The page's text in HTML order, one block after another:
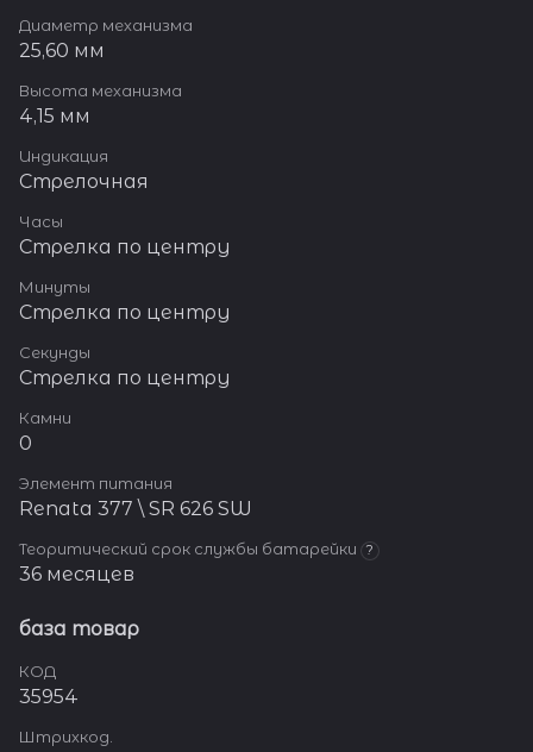
Диаметр механизма
25,60 мм
Высота механизма
4,15 мм
Индикация
Стрелочная
Часы
Стрелка по центру
Минуты
Стрелка по центру
Секунды
Стрелка по центру
Камни
0
Элемент питания
Renata 377 \ SR 626 SW
Теоритический срок службы батарейки ?
36 месяцев
база товар
КОД
35954
Штрихкод.